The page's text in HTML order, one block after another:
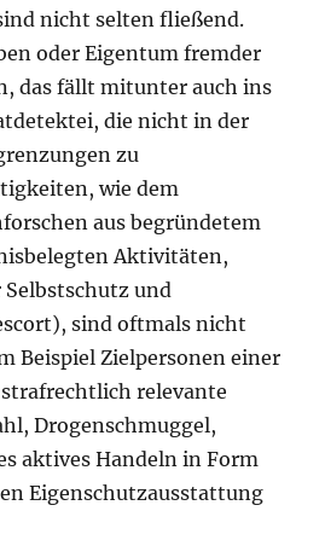
nicht selten fließend.
oder Eigentum fremder
das fällt mitunter auch ins
die nicht in der
zu
wie dem
aus begründetem
Aktivitäten,
und
sind oftmals nicht
Beispiel Zielpersonen einer
relevante
Drogenschmuggel,
aktives Handeln in Form
Eigenschutzausstattung